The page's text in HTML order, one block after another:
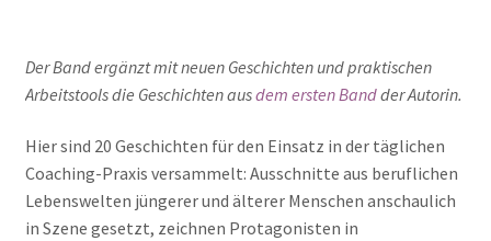
Der Band ergänzt mit neuen Geschichten und praktischen
Arbeitstools die Geschichten ausdem ersten Bandder Autorin.
Hier sind 20 Geschichten für den Einsatz in der täglichen
Coaching-Praxis versammelt: Ausschnitte aus beruflichen
Lebenswelten jüngerer und älterer Menschen anschaulich
in Szene gesetzt, zeichnen Protagonisten in